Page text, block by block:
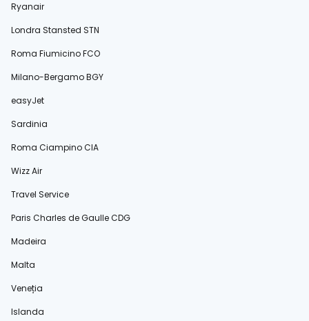
Ryanair
Londra Stansted STN
Roma Fiumicino FCO
Milano-Bergamo BGY
easyJet
Sardinia
Roma Ciampino CIA
Wizz Air
Travel Service
Paris Charles de Gaulle CDG
Madeira
Malta
Veneția
Islanda